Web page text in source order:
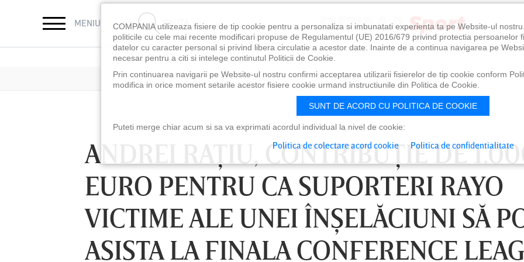
MENIU CAUTĂ
ANDREI RAŢIU, CONTRIBUŢIE DE
EURO PENTRU CA SUPORTERI RAYO
VICTIME ALE UNEI ÎNŞELĂCIUNI SĂ
ASISTA LA FINALA CONFERENCE
LUNI 10 AUG, 18:30 LUNI 10 AUG, 21:30 VINERI 07 AUG, 21:00
COMPANIA utilizeaza fisiere de tip cookie pentru a personaliza si imbunatati experienta ta pe Website-ul
politicile cu cele mai recente modificari propuse de Regulamentul (UE) 2016/679 privind protectia persoanelor
datelor cu caracter personal si privind libera circulatie a acestor date. Inainte de a continua navigarea pe
necesar pentru a citi si intelege continutul Politicii de Cookie.
Prin continuarea navigarii pe Website-ul nostru confirmi acceptarea utilizarii fisierelor de tip cookie conform
modifica in orice moment setarile acestor fisiere cookie urmand instructiunile din Politica de Cookie.
SUNT DE ACORD CU POLITICA DE COOKIE
Puteti merge chiar acum si sa va exprimati acordul individual la nivel de cookie:
Politica de colectare acord cookie Politica de confidentialitate